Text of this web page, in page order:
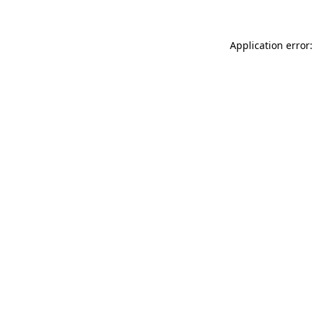
Application